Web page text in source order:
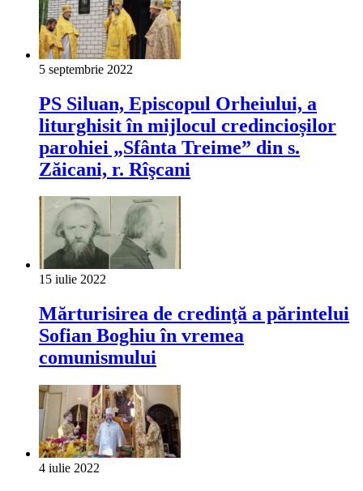
5 septembrie 2022
PS Siluan, Episcopul Orheiului, a
liturghisit în mijlocul credincioșilor
parohiei „Sfânta Treime” din s.
Zăicani, r. Rîşcani
15 iulie 2022
Mărturisirea de credinţă a părintelui
Sofian Boghiu în vremea
comunismului
4 iulie 2022